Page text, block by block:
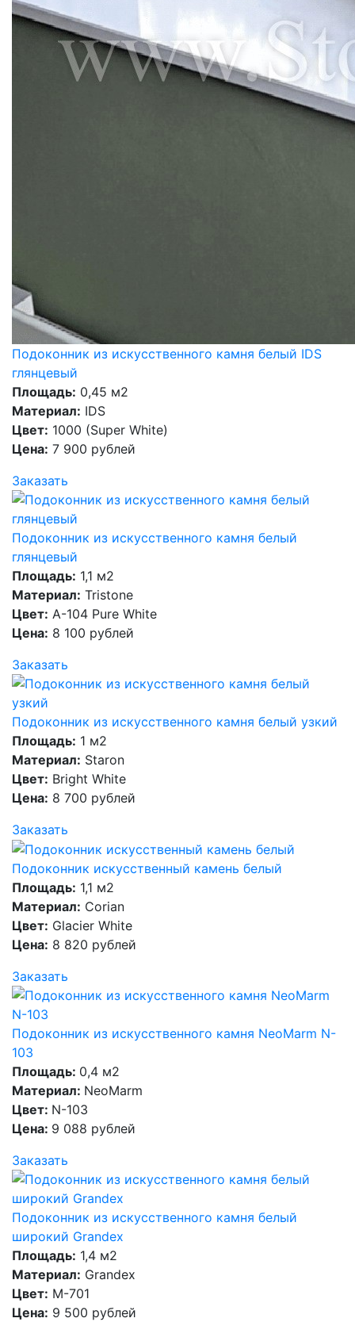
Подоконник из искусственного камня белый IDS
глянцевый
Площадь: 0,45 м2
Материал: IDS
Цвет: 1000 (Super White)
Цена: 7 900 рублей
Заказать
Подоконник из искусственного камня белый
глянцевый
Площадь: 1,1 м2
Материал: Tristone
Цвет: А-104 Pure White
Цена: 8 100 рублей
Заказать
Подоконник из искусственного камня белый узкий
Площадь: 1 м2
Материал: Staron
Цвет: Bright White
Цена: 8 700 рублей
Заказать
Подоконник искусственный камень белый
Площадь: 1,1 м2
Материал: Corian
Цвет: Glacier White
Цена: 8 820 рублей
Заказать
Подоконник из искусственного камня NeoMarm N-
103
Площадь: 0,4 м2
Материал: NeoMarm
Цвет: N-103
Цена: 9 088 рублей
Заказать
Подоконник из искусственного камня белый
широкий Grandex
Площадь: 1,4 м2
Материал: Grandex
Цвет: M-701
Цена: 9 500 рублей